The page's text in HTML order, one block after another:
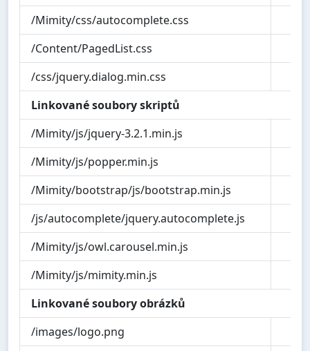
/Mimity/css/autocomplete.css
/Content/PagedList.css
/css/jquery.dialog.min.css
Linkované soubory skriptů
/Mimity/js/jquery-3.2.1.min.js
/Mimity/js/popper.min.js
/Mimity/bootstrap/js/bootstrap.min.js
/js/autocomplete/jquery.autocomplete.js
/Mimity/js/owl.carousel.min.js
/Mimity/js/mimity.min.js
Linkované soubory obrázků
/images/logo.png